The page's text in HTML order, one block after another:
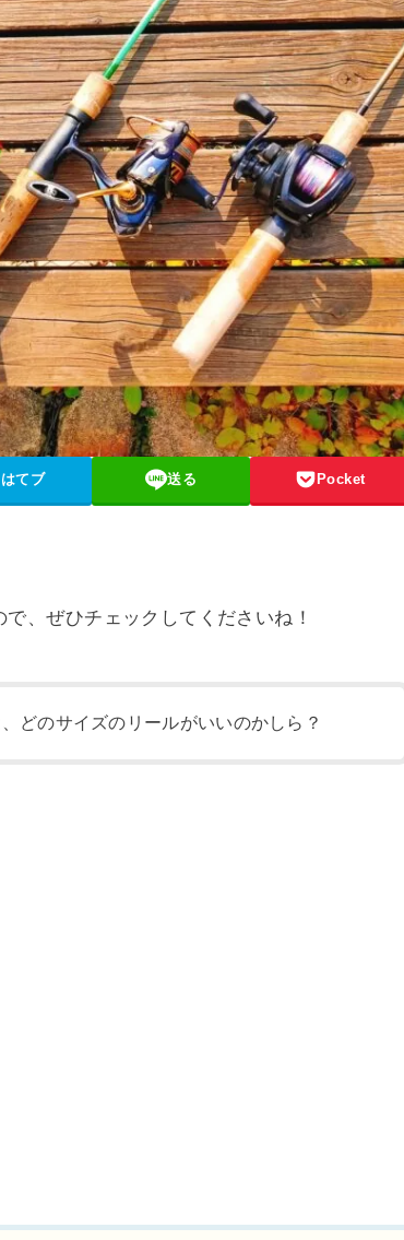
はてブ 送る Pocket
で、ぜひチェックしてくださいね！
どのサイズのリールがいいのかしら？